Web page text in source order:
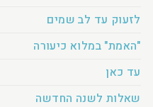
לזעוק עד לב שמים
"האמת" במלוא כיעורה
עד כאן
שאלות לשנה החדשה